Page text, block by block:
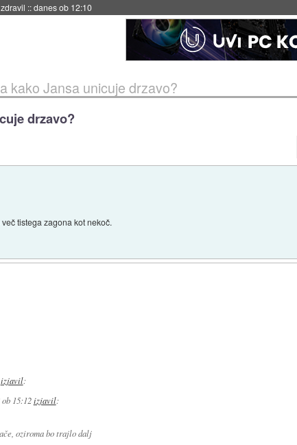
dve leti::danes ob 11:37
kako Jansa unicuje drzavo?
drzavo?
tistega zagona kot nekoč.
izjavil:
15:12izjavil:
oziroma bo trajlo dalj